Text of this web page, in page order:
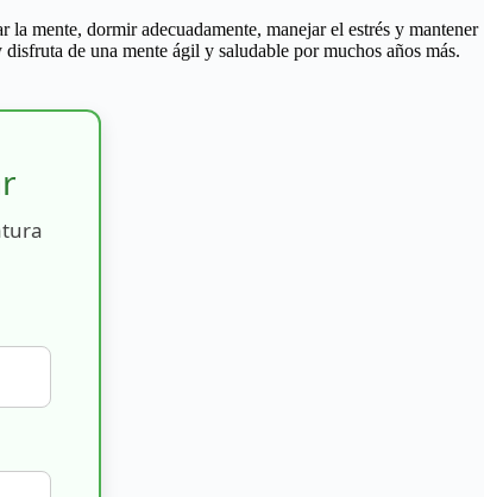
mente, dormir adecuadamente, manejar el estrés y mantener
de una mente ágil y saludable por muchos años más.